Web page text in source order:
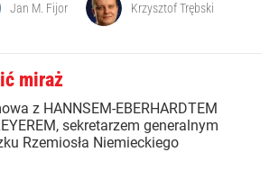
Jan M. Fijor Krzysztof Trębski
miraż
z HANNSEM-EBERHARDTEM
sekretarzem generalnym
Rzemiosła Niemieckiego